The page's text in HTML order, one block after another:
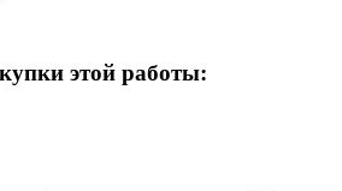
этой работы: